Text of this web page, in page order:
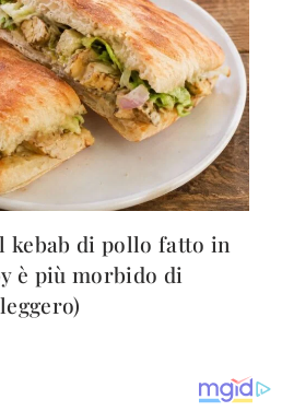
kebab di pollo fatto in
è più morbido di